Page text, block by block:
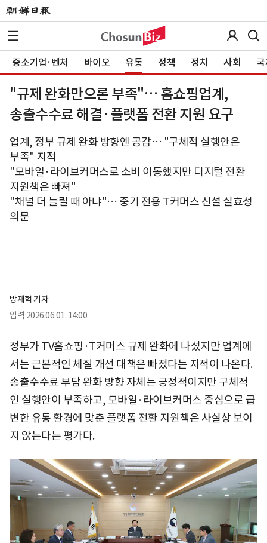
중소기업·벤처 바이오 유통 정책 정치 사회
"규제 완화만으론 부족"… 홈쇼핑업계,
송출수수료 해결·플랫폼 전환 지원 요구
업계, 정부 규제 완화 방향엔 공감… "구체적 실행안은
부족" 지적
"모바일·라이브커머스로 소비 이동했지만 디지털 전환
지원책은 빠져"
"채널 더 늘릴 때 아냐"… 중기 전용 T커머스 신설 실효성
의문
방재혁 기자
입력 2026.06.01. 14:00
정부가 TV홈쇼핑·T커머스 규제 완화에 나섰지만 업계에
서는 근본적인 체질 개선 대책은 빠졌다는 지적이 나온다.
송출수수료 부담 완화 방향 자체는 긍정적이지만 구체적
인 실행안이 부족하고, 모바일·라이브커머스 중심으로 급
변한 유통 환경에 맞춘 플랫폼 전환 지원책은 사실상 보이
지 않는다는 평가다.